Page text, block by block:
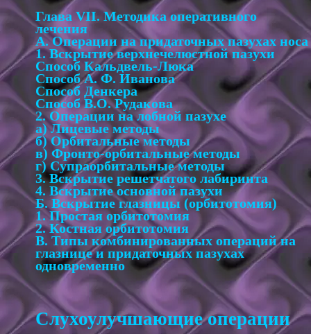
Глава VII. Методика оперативного
лечения
А. Операции на придаточных пазухах носа
1. Вскрытие верхнечелюстной пазухи
Способ Кальдвель-Люка
Способ А. Ф. Иванова
Способ Денкера
Способ В.О. Рудакова
2. Операции на лобной пазухе
а) Лицевые методы
б) Орбитальные методы
в) Фронто-орбитальные методы
г) Супраорбитальные методы
3. Вскрытие решетчатого лабиринта
4. Вскрытие основной пазухи
Б. Вскрытие глазницы (орбитотомия)
1. Простая орбитотомия
2. Костная орбитотомия
В. Типы комбинированных операций на
глазнице и придаточных пазухах
одновременно
Слухоулучшающие операции